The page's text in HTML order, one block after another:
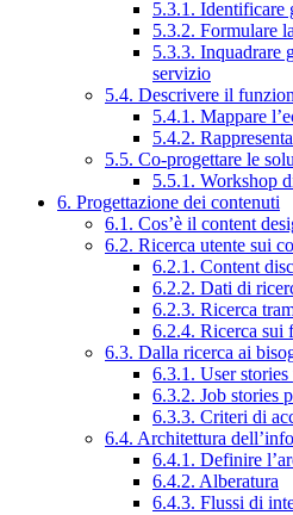
5.3.1.
5.3.2. Formulare
5.3.3. Inquadrare
servizio
5.4. Descrivere il
5.4.1. Mappare
5.4.2.
5.5. Co-progettare le
5.5.1. Workshop
6. Progettazione dei contenuti
6.1. Cos’è il content
6.2. Ricerca utente sui
6.2.1. Content
6.2.2. Dati di
6.2.3. Ricerca
6.2.4. Ricerca sui
6.3. Dalla ricerca ai
6.3.1. User
6.3.2. Job stories
6.3.3. Criteri di
6.4. Architettura
6.4.1. Definire
6.4.2. Alberatura
6.4.3. Flussi di